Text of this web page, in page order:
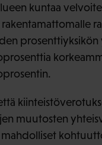
kuntaa
rakentamattomalle
prosenttiyksikön
muutosten
mahdolliset